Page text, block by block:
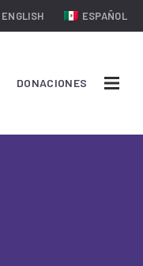
ENGLISH ESPAÑOL
DONACIONES